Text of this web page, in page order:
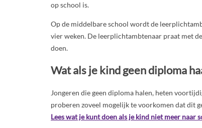
op school is.
Op de middelbare school wordt de
vier weken. De leerplichtambtenaar praat met
doen.
Wat als je kind geen diploma
Jongeren die geen diploma halen, heten
proberen zoveel mogelijk te voorkomen dat dit
Lees wat je kunt doen als je kind niet meer naar